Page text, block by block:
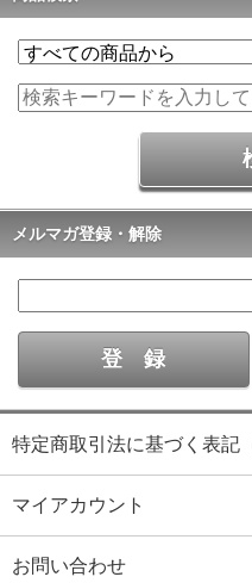
メルマガ登録・解除
特定商取引法に基づく表記
マイアカウント
お問い合わせ